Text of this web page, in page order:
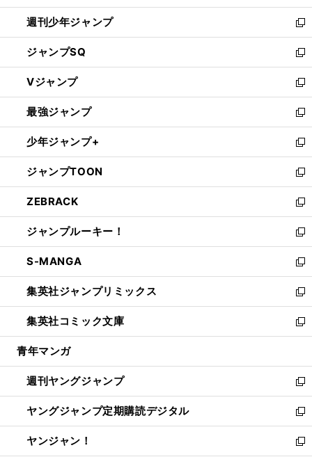
開
く
週刊少年ジャンプ
新
し
い
ウ
ィ
ン
ド
ウ
で
開
く
ジャンプSQ
新
し
い
ウ
ィ
ン
ド
ウ
で
開
く
Vジャンプ
新
し
い
ウ
ィ
ン
ド
ウ
で
開
く
最強ジャンプ
新
し
い
ウ
ィ
ン
ド
ウ
で
開
く
少年ジャンプ+
新
し
い
ウ
ィ
ン
ド
ウ
で
開
く
ジャンプTOON
新
し
い
ウ
ィ
ン
ド
ウ
で
開
く
ZEBRACK
新
し
い
ウ
ィ
ン
ド
ウ
で
開
ジャンプルーキー！
新
し
い
ウ
ィ
ン
ド
ウ
開
く
S-MANGA
新
し
い
ウ
ィ
ン
ウ
で
開
く
集英社ジャンプリミックス
新
し
い
ウ
ン
ド
ウ
で
開
く
集英社コミック文庫
新
し
ウ
ィ
ン
ド
ウ
で
青年マンガ
週刊ヤングジャンプ
新
し
い
ウ
ィ
ヤングジャンプ定期購読デジタル
新
し
い
ヤンジャン！
新